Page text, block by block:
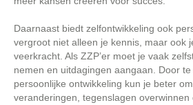
Daarnaast biedt zelfontwikkeling ook
vergroot niet alleen je kennis, maar ook
veerkracht. Als ZZP’er moet je vaak
nemen en uitdagingen aangaan. Door
persoonlijke ontwikkeling kun je beter
veranderingen, tegenslagen overwinnen